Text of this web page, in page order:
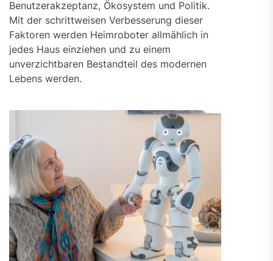
Benutzerakzeptanz, Ökosystem und Politik.
Mit der schrittweisen Verbesserung dieser
Faktoren werden Heimroboter allmählich in
jedes Haus einziehen und zu einem
unverzichtbaren Bestandteil des modernen
Lebens werden.